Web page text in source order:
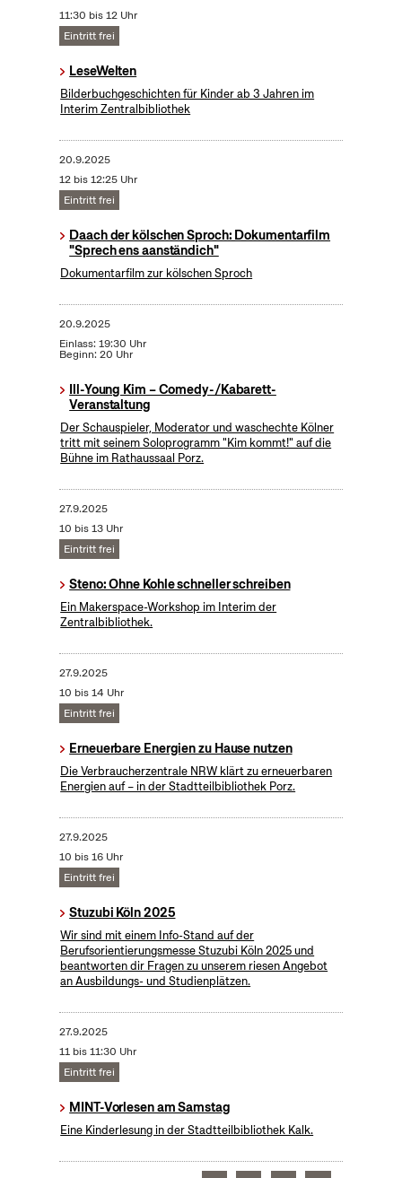
11:30 bis 12 Uhr
Eintritt frei
LeseWelten
Bilderbuchgeschichten für Kinder ab 3 Jahren im
Interim Zentralbibliothek
20.9.2025
12 bis 12:25 Uhr
Eintritt frei
Daach der kölschen Sproch: Dokumentarfilm
"Sprech ens aanständich"
Dokumentarfilm zur kölschen Sproch
20.9.2025
Einlass: 19:30 Uhr
Beginn: 20 Uhr
Ill-Young Kim – Comedy-/Kabarett-
Veranstaltung
Der Schauspieler, Moderator und waschechte Kölner
tritt mit seinem Soloprogramm "Kim kommt!" auf die
Bühne im Rathaussaal Porz.
27.9.2025
10 bis 13 Uhr
Eintritt frei
Steno: Ohne Kohle schneller schreiben
Ein Makerspace-Workshop im Interim der
Zentralbibliothek.
27.9.2025
10 bis 14 Uhr
Eintritt frei
Erneuerbare Energien zu Hause nutzen
Die Verbraucherzentrale NRW klärt zu erneuerbaren
Energien auf – in der Stadtteilbibliothek Porz.
27.9.2025
10 bis 16 Uhr
Eintritt frei
Stuzubi Köln 2025
Wir sind mit einem Info-Stand auf der
Berufsorientierungsmesse Stuzubi Köln 2025 und
beantworten dir Fragen zu unserem riesen Angebot
an Ausbildungs- und Studienplätzen.
27.9.2025
11 bis 11:30 Uhr
Eintritt frei
MINT-Vorlesen am Samstag
Eine Kinderlesung in der Stadtteilbibliothek Kalk.